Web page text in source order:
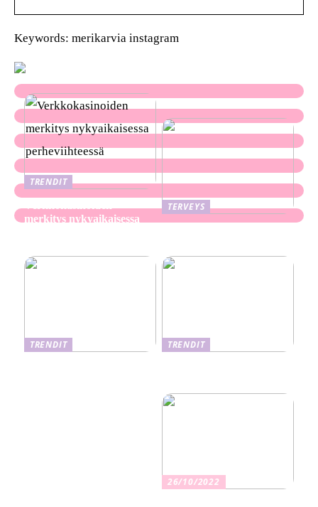
Keywords: merikarvia instagram
TRENDIT
merkitys nykyaikaisessa
TERVEYS
TRENDIT
TRENDIT
26/10/2022